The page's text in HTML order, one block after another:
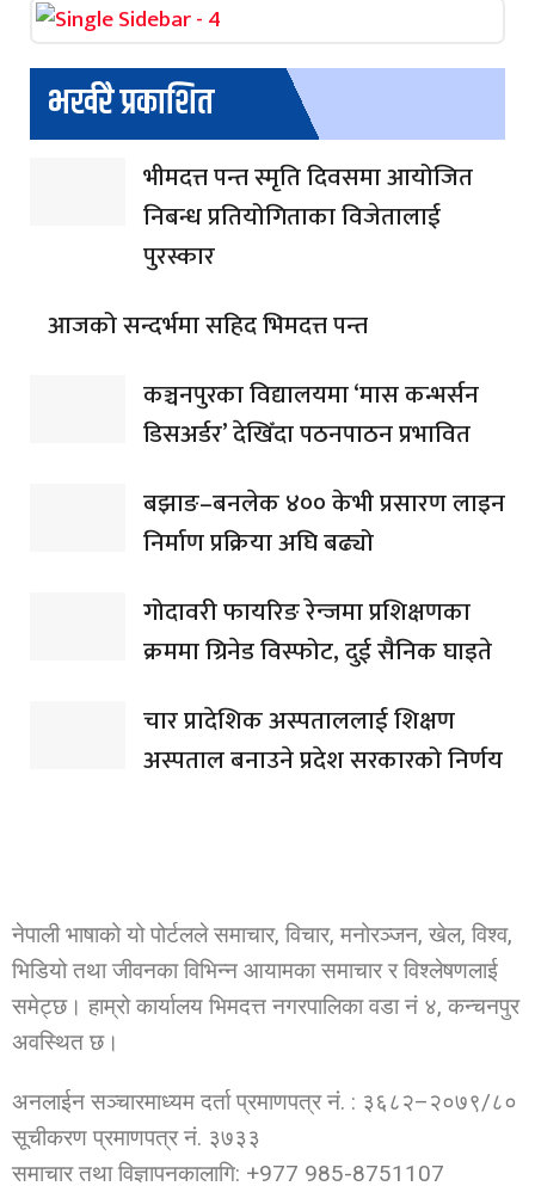
भर्खरै प्रकाशित
भीमदत्त पन्त स्मृति दिवसमा आयोजित
निबन्ध प्रतियोगिताका विजेतालाई
पुरस्कार
आजको सन्दर्भमा सहिद भिमदत्त पन्त
कञ्चनपुरका विद्यालयमा ‘मास कन्भर्सन
डिसअर्डर’ देखिँदा पठनपाठन प्रभावित
बझाङ–बनलेक ४०० केभी प्रसारण लाइन
निर्माण प्रक्रिया अघि बढ्यो
गोदावरी फायरिङ रेन्जमा प्रशिक्षणका
क्रममा ग्रिनेड विस्फोट, दुई सैनिक घाइते
चार प्रादेशिक अस्पताललाई शिक्षण
अस्पताल बनाउने प्रदेश सरकारको निर्णय
नेपाली भाषाको यो पोर्टलले समाचार, विचार, मनोरञ्जन, खेल, विश्व,
भिडियो तथा जीवनका विभिन्न आयामका समाचार र विश्लेषणलाई
समेट्छ। हाम्रो कार्यालय भिमदत्त नगरपालिका वडा नं ४, कन्चनपुर
अवस्थित छ।
अनलाईन सञ्चारमाध्यम दर्ता प्रमाणपत्र नं. : ३६८२–२०७९/८०
सूचीकरण प्रमाणपत्र नं. ३७३३
समाचार तथा विज्ञापनकालागि: +977 985-8751107